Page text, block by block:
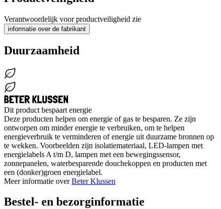
Verantwoordelijk voor productveiligheid zie
informatie over de fabrikant
Duurzaamheid
Dit product bespaart energie
Deze producten helpen om energie of gas te besparen. Ze zijn
ontworpen om minder energie te verbruiken, om te helpen
energieverbruik te verminderen of energie uit duurzame bronnen op
te wekken. Voorbeelden zijn isolatiemateriaal, LED-lampen met
energielabels A t/m D, lampen met een bewegingssensor,
zonnepanelen, waterbesparende douchekoppen en producten met
een (donker)groen energielabel.
Meer informatie overBeter Klussen
Bestel- en bezorginformatie